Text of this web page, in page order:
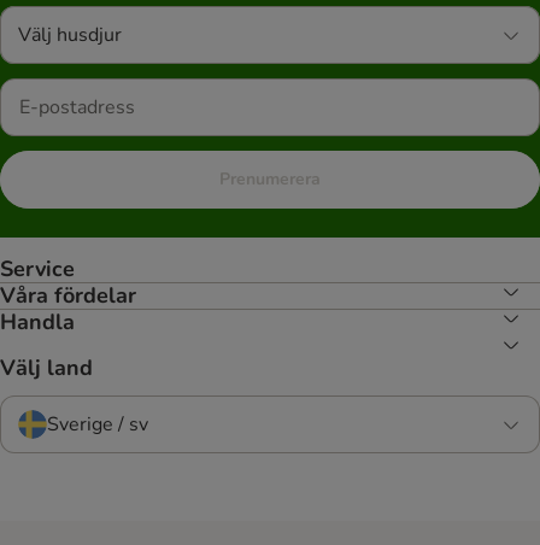
Välj husdjur
Prenumerera
Service
Våra fördelar
Handla
Välj land
Sverige / sv